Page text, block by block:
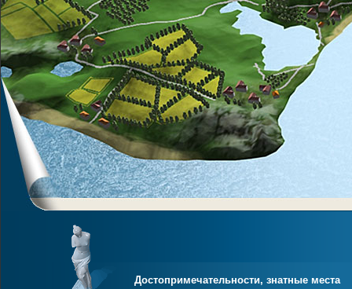
Достопримечательности, знатные места